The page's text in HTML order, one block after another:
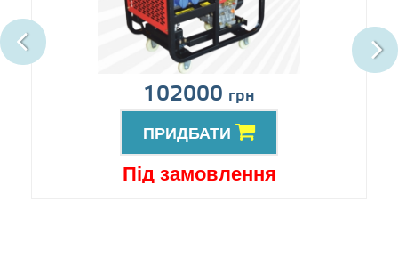
102000 грн
ПРИДБАТИ
Під замовлення